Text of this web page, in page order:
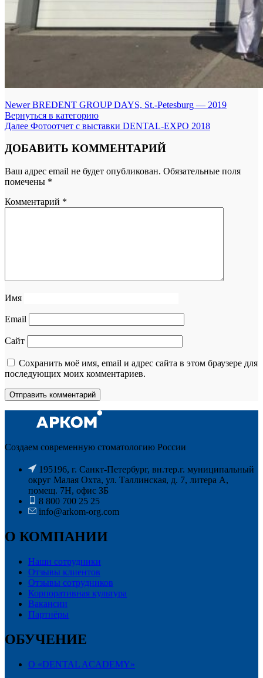
Newer BREDENT GROUP DAYS, St.-Petesburg — 2019
Вернуться в категорию
Далее Фотоотчет с выставки DENTAL-EXPO 2018
ДОБАВИТЬ КОММЕНТАРИЙ
Ваш адрес email не будет опубликован. Обязательные поля
помечены *
Комментарий *
Имя
Email
Сайт
Сохранить моё имя, email и адрес сайта в этом браузере для
последующих моих комментариев.
Создаем современную стоматологию России
195196, г. Санкт-Петербург, вн.тер.г. муниципальный
округ Малая Охта, ул. Таллинская, д. 7, литера А,
помещ. 7Н, офис ЗБ
8 800 700 25 25
info@arkom-org.com
О КОМПАНИИ
Наши сотрудники
Отзывы клиентов
Отзывы сотрудников
Корпоративная культура
Вакансии
Партнёры
ОБУЧЕНИЕ
О «DENTAL ACADEMY»